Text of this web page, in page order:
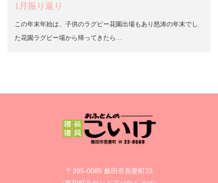
1月振り返り
この年末年始は、子供のラグビー花園出場もあり怒涛の年末でし
た花園ラグビー場から帰ってきたら…
〒395-0085 飯田市吾妻町23